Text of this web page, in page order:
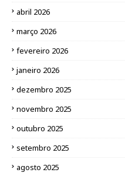
abril 2026
março 2026
fevereiro 2026
janeiro 2026
dezembro 2025
novembro 2025
outubro 2025
setembro 2025
agosto 2025